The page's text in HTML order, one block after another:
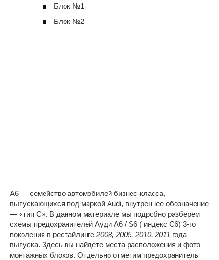
Блок №1
Блок №2
A6 — семейство автомобилей бизнес-класса,
выпускающихся под маркой Audi, внутреннее обозначение
— «тип C». В данном материале мы подробно разберем
схемы предохранителей Ауди А6 / S6 ( индекс С6) 3-го
поколения в рестайлинге 2008, 2009, 2010, 2011 года
выпуска. Здесь вы найдете места расположения и фото
монтажных блоков. Отдельно отметим предохранитель